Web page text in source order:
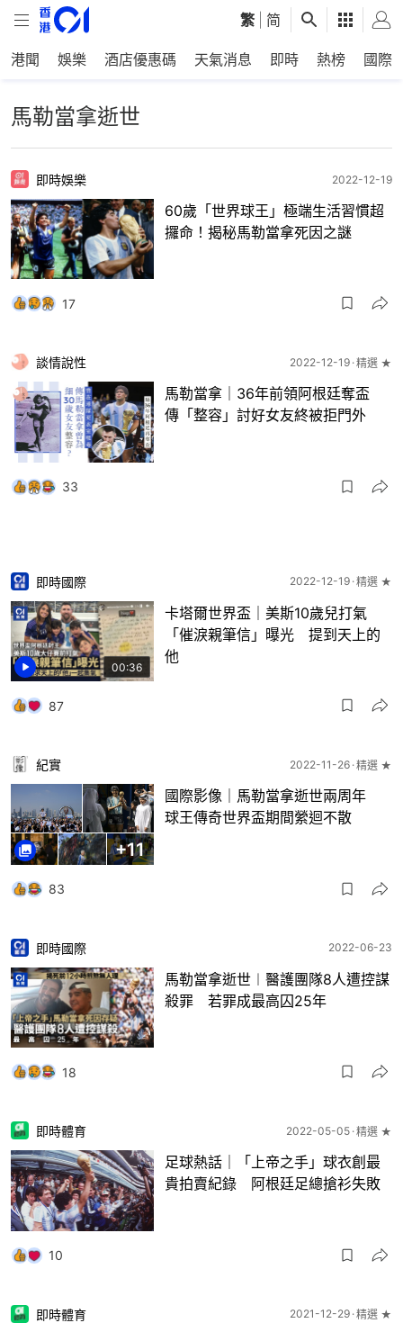
繁 简
港聞 娛樂 酒店優惠碼 天氣消息 即時 熱榜 國際
馬勒當拿逝世
即時娛樂 2022-12-19
60歲「世界球王」極端生活習慣超
攞命！揭秘馬勒當拿死因之謎
17
談情說性 2022-12-19 精選 ★
馬勒當拿｜36年前領阿根廷奪盃
傳「整容」討好女友終被拒門外
33
00:36
即時國際 2022-12-19 精選 ★
卡塔爾世界盃｜美斯10歲兒打氣
「催淚親筆信」曝光 提到天上的
他
87
+11
紀實 2022-11-26 精選 ★
國際影像｜馬勒當拿逝世兩周年
球王傳奇世界盃期間縈迴不散
83
即時國際 2022-06-23
馬勒當拿逝世︱醫護團隊8人遭控謀
殺罪 若罪成最高囚25年
18
即時體育 2022-05-05 精選 ★
足球熱話｜「上帝之手」球衣創最
貴拍賣紀錄 阿根廷足總搶衫失敗
10
即時體育 2021-12-29 精選 ★